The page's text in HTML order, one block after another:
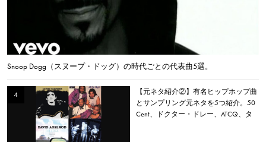
Snoop Dogg（スヌープ・ドッグ）の時代ごとの代表曲5選。
【元ネタ紹介②】有名ヒップホップ曲
とサンプリング元ネタを5つ紹介。50
Cent、ドクター・ドレー、ATCQ、タ